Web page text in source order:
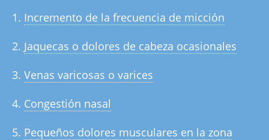
Incremento de la frecuencia de micción
Jaquecas o dolores de cabeza ocasionales
Venas varicosas o varices
Congestión nasal
Pequeños dolores musculares en la zona